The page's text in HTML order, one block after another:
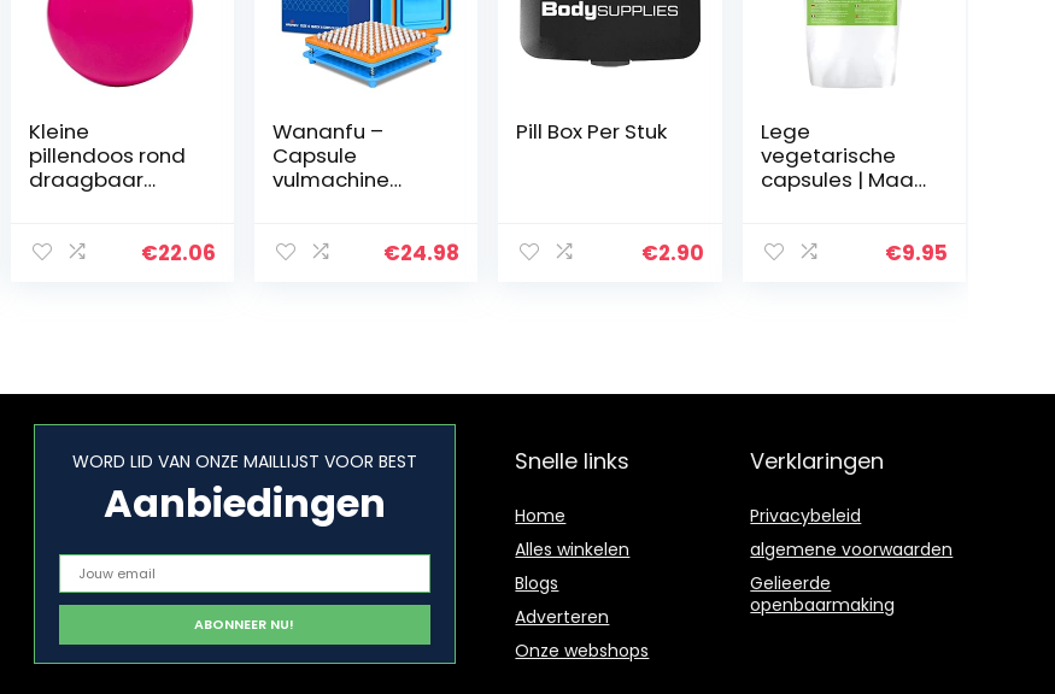
Kleine
pillendoos rond
draagbaar
€22.06
Wananfu –
Capsule
vulmachine
instructies, 100
€24.98
Pill Box Per Stuk
€2.90
Lege
vegetarische
capsules | Maat
€9.95
WORD LID VAN ONZE MAILLIJST VOOR BEST
Aanbiedingen
Snelle links
Home
Alles winkelen
Blogs
Adverteren
Onze webshops
Verklaringen
Privacybeleid
algemene voorwaarden
Gelieerde
openbaarmaking